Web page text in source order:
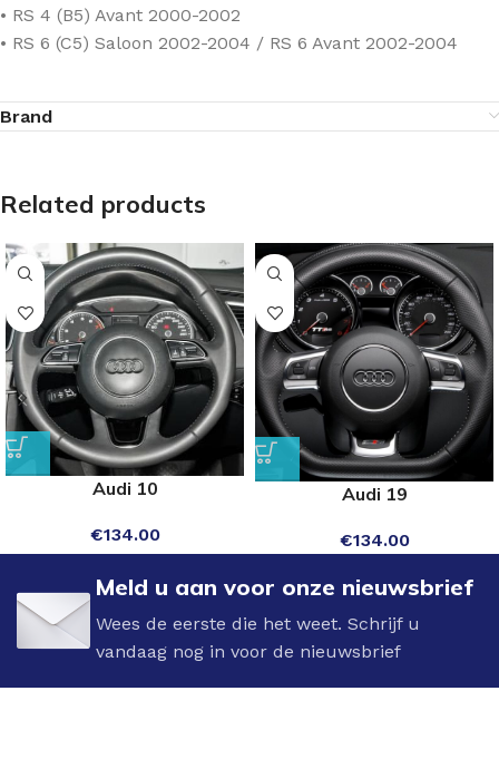
• RS 4 (B5) Avant 2000-2002
• RS 6 (C5) Saloon 2002-2004 / RS 6 Avant 2002-2004
Brand
Related products
Audi 10
€134.00
Audi 19
€134.00
Meld u aan voor onze nieuwsbrief
Wees de eerste die het weet. Schrijf u
vandaag nog in voor de nieuwsbrief